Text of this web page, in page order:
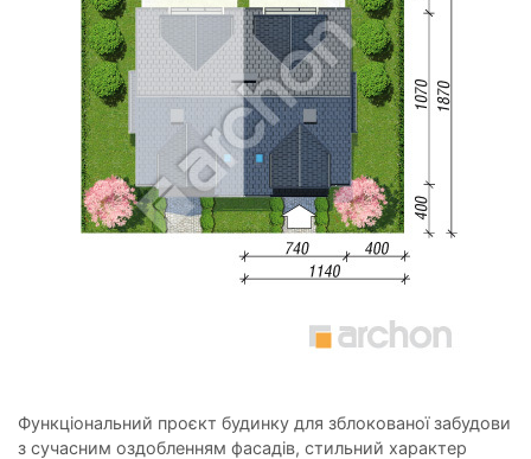
Функціональний проєкт будинку для зблокованої забудови
з сучасним оздобленням фасадів, стильний характер